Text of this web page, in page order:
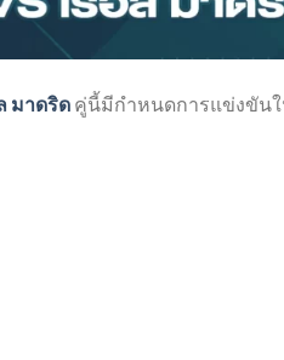
มาดริด คู่นี้มีกำหนดการแข่งขัน